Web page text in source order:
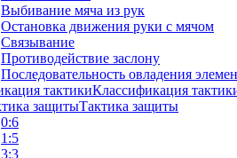
Выбивание мяча из рук
Остановка движения руки с мячом
Связывание
Противодействие заслону
Последовательность овладения
Классификация
Тактика защиты
0:6
1:5
3:3